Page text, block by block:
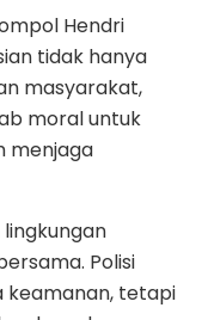
Hendri
tidak hanya
masyarakat,
moral untuk
menjaga
Polisi
keamanan, tetapi